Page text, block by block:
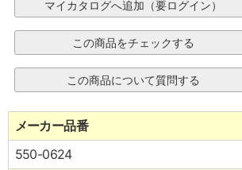
メーカー品番
550-0624